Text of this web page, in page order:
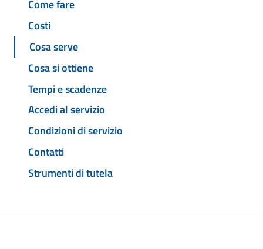
Come fare
Costi
Cosa serve
Cosa si ottiene
Tempi e scadenze
Accedi al servizio
Condizioni di servizio
Contatti
Strumenti di tutela